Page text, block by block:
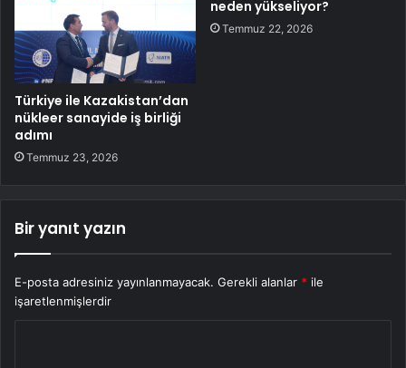
Türkiye ile Kazakistan’dan
nükleer sanayide iş birliği
adımı
Temmuz 23, 2026
neden yükseliyor?
Temmuz 22, 2026
Bir yanıt yazın
E-posta adresiniz yayınlanmayacak. Gerekli alanlar * ile
işaretlenmişlerdir